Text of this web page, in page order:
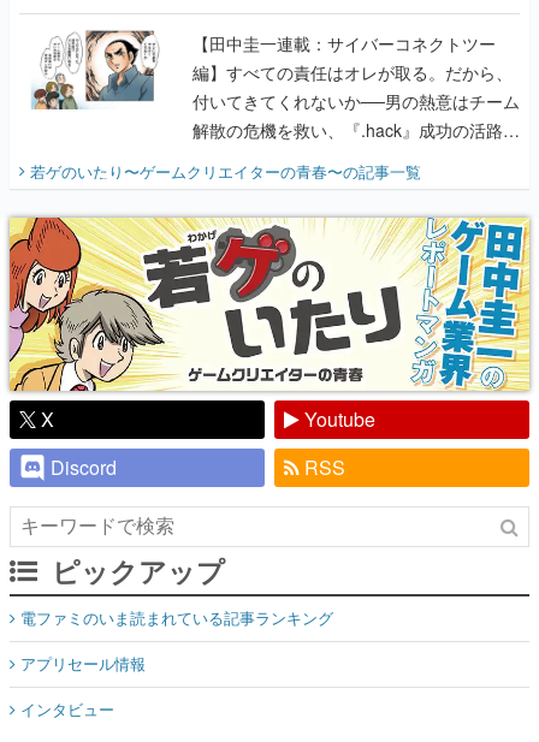
に行って、より理解を深めよう【PR】
【田中圭一連載：サイバーコネクトツー
編】すべての責任はオレが取る。だから、
付いてきてくれないか──男の熱意はチーム
解散の危機を救い、『.hack』成功の活路を
開く。業界の快男児・松山 洋に流れる血は
『少年ジャンプ』色だった【若ゲのいた
り】
若ゲのいたり〜ゲームクリエイターの青春〜の記事一覧
X
Youtube
Discord
RSS
ピックアップ
電ファミのいま読まれている記事ランキング
アプリセール情報
インタビュー